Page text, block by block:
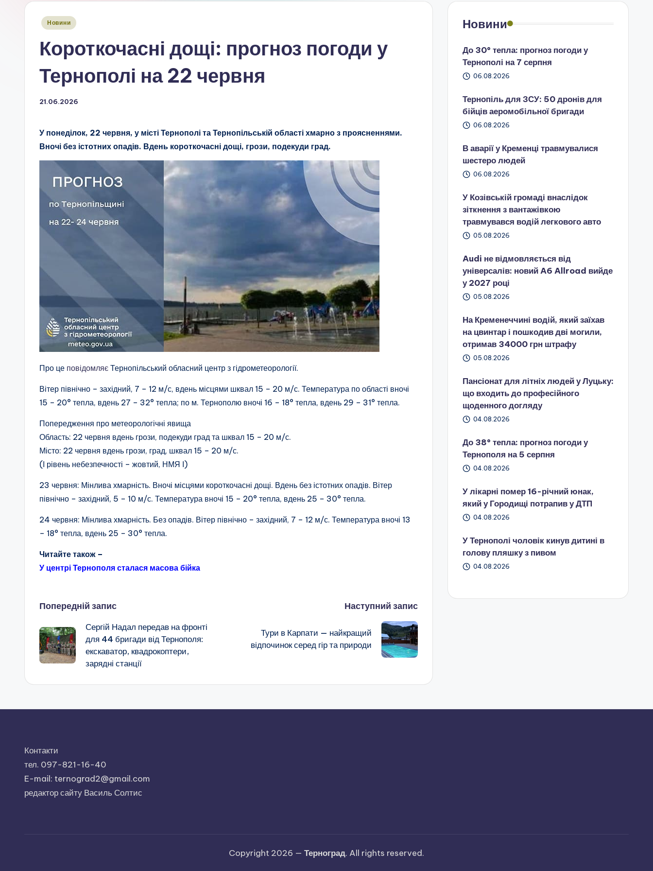
Опубліковано
Новини
Короткочасні дощі: прогноз погоди у
Тернополі на 22 червня
21.06.2026
У понеділок, 22 червня, у місті Тернополі та Тернопільській області хмарно з проясненнями.
Вночі без істотних опадів. Вдень короткочасні дощі, грози, подекуди град.
Про це повідомляє Тернопільський обласний центр з гідрометеорології.
Вітер північно – західний, 7 – 12 м/с, вдень місцями шквал 15 – 20 м/с. Температура по області вночі
15 – 20° тепла, вдень 27 – 32° тепла; по м. Тернополю вночі 16 – 18° тепла, вдень 29 – 31° тепла.
Попередження про метеорологічні явища
Область: 22 червня вдень грози, подекуди град та шквал 15 – 20 м/с.
Місто: 22 червня вдень грози, град, шквал 15 – 20 м/с.
(І рівень небезпечності – жовтий, НМЯ І)
23 червня: Мінлива хмарність. Вночі місцями короткочасні дощі. Вдень без істотних опадів. Вітер
північно – західний, 5 – 10 м/с. Температура вночі 15 – 20° тепла, вдень 25 – 30° тепла.
24 червня: Мінлива хмарність. Без опадів. Вітер північно – західний, 7 – 12 м/с. Температура вночі 13
– 18° тепла, вдень 25 – 30° тепла.
Читайте також –
У центрі Тернополя сталася масова бійка
Навігація
по
запису
Попередній запис
Сергій Надал передав на фронті
для 44 бригади від Тернополя:
екскаватор, квадрокоптери,
зарядні станції
Наступний запис
Тури в Карпати — найкращий
відпочинок серед гір та природи
Новини
До 30° тепла: прогноз погоди у
Тернополі на 7 серпня
06.08.2026
Тернопіль для ЗСУ: 50 дронів для
бійців аеромобільної бригади
06.08.2026
В аварії у Кременці травмувалися
шестеро людей
06.08.2026
У Козівській громаді внаслідок
зіткнення з вантажівкою
травмувався водій легкового авто
05.08.2026
Audi не відмовляється від
універсалів: новий A6 Allroad вийде
у 2027 році
05.08.2026
На Кременеччині водій, який заїхав
на цвинтар і пошкодив дві могили,
отримав 34000 грн штрафу
05.08.2026
Пансіонат для літніх людей у Луцьку:
що входить до професійного
щоденного догляду
04.08.2026
До 38° тепла: прогноз погоди у
Тернополя на 5 серпня
04.08.2026
У лікарні помер 16-річний юнак,
який у Городищі потрапив у ДТП
04.08.2026
У Тернополі чоловік кинув дитині в
голову пляшку з пивом
04.08.2026
Контакти
тел. 097-821-16-40
E-mail: ternograd2@gmail.com
редактор сайту Василь Солтис
Copyright 2026 — Терноград. All rights reserved.